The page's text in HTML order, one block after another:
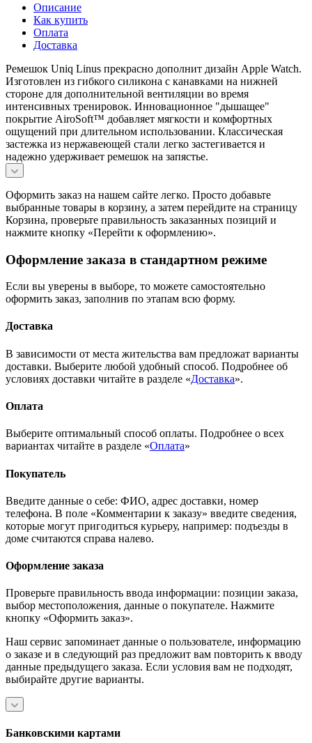
Описание
Как купить
Оплата
Доставка
Ремешок Uniq Linus прекрасно дополнит дизайн Apple Watch.
Изготовлен из гибкого силикона с канавками на нижней
стороне для дополнительной вентиляции во время
интенсивных тренировок. Инновационное "дышащее"
покрытие AiroSoft™ добавляет мягкости и комфортных
ощущений при длительном использовании. Классическая
застежка из нержавеющей стали легко застегивается и
надежно удерживает ремешок на запястье.
Оформить заказ на нашем сайте легко. Просто добавьте
выбранные товары в корзину, а затем перейдите на страницу
Корзина, проверьте правильность заказанных позиций и
нажмите кнопку «Перейти к оформлению».
Оформление заказа в стандартном режиме
Если вы уверены в выборе, то можете самостоятельно
оформить заказ, заполнив по этапам всю форму.
Доставка
В зависимости от места жительства вам предложат варианты
доставки. Выберите любой удобный способ. Подробнее об
условиях доставки читайте в разделе «Доставка».
Оплата
Выберите оптимальный способ оплаты. Подробнее о всех
вариантах читайте в разделе «Оплата»
Покупатель
Введите данные о себе: ФИО, адрес доставки, номер
телефона. В поле «Комментарии к заказу» введите сведения,
которые могут пригодиться курьеру, например: подъезды в
доме считаются справа налево.
Оформление заказа
Проверьте правильность ввода информации: позиции заказа,
выбор местоположения, данные о покупателе. Нажмите
кнопку «Оформить заказ».
Наш сервис запоминает данные о пользователе, информацию
о заказе и в следующий раз предложит вам повторить к вводу
данные предыдущего заказа. Если условия вам не подходят,
выбирайте другие варианты.
Банковскими картами